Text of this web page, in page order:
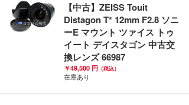
【中古】ZEISS Touit
Distagon T* 12mm F2.8 ソニ
ーE マウント ツァイス トゥ
イート デイスタゴン 中古交
換レンズ 66987
￥49,500 円 （税込）
在庫あり